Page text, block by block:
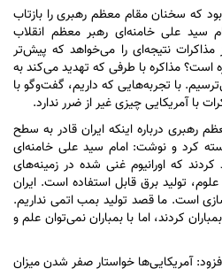
بود که سخنان مقام معظم رهبری را بازتاب
سید علی خامنه‌ای رهبر معظم انقلاب
مذاکرات نتیجه‌ای را می‌خواهد که پیش‌تر
مذاکره با طرفی که تهدید می‌کند به
با تجربه‌هایی که داریم، گفت‌و‌گو با
با آمریکایی چیزی غیر از ضرر ندارد.
رهبری درباره اینکه ایران قادر به سطح
کرد و نوشت: امام سید علی خامنه‌ای
که اورانیوم غنی شده در زمینه‌های
تولید برق قابل استفاده است. ایران
سازی است. ما قصد تولید بمب اتمی نداریم.
کردند، اما با بمباران نمی‌توان علم و
آمریکایی‌ها خواستار صفر شدن میزان